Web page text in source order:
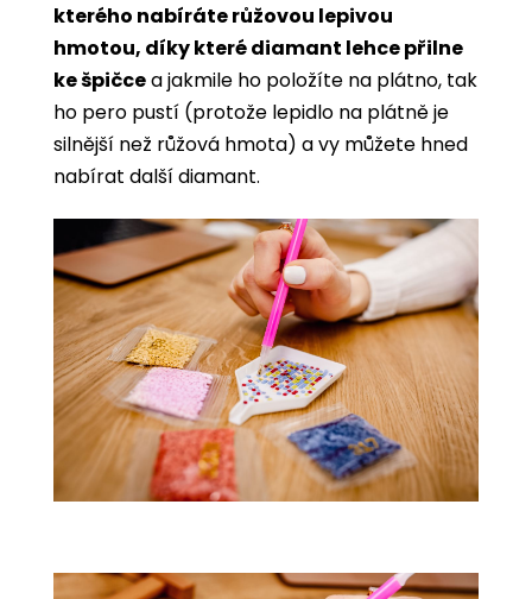
kterého nabíráte růžovou lepivou
hmotou, díky které diamant lehce přilne
ke špičcea jakmile ho položíte na plátno, tak
ho pero pustí (protože lepidlo na plátně je
silnější než růžová hmota) a vy můžete hned
nabírat další diamant.